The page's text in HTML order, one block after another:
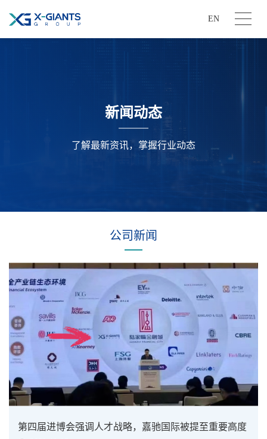
EN
新闻动态
了解最新资讯，掌握行业动态
公司新闻
第四届进博会强调人才战略，嘉驰国际被提至重要高度